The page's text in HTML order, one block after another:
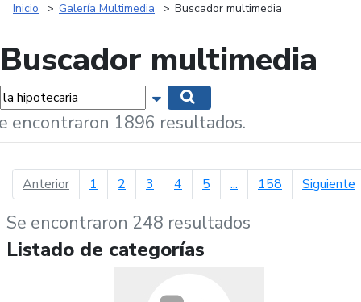
Inicio Galería Multimedia Buscador multimedia
Buscador multimedia
Mostrar opciones de búsqueda
encontraron 1896 resultados.
Anteriorpágina anterior
1 2 3 4 5 ... 158 Siguiente
Se encontraron 248 resultados
Listado de categorías